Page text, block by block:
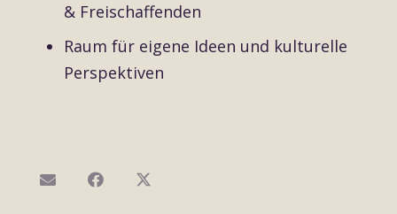
& Freischaffenden
Raum für eigene Ideen und kulturelle
Perspektiven